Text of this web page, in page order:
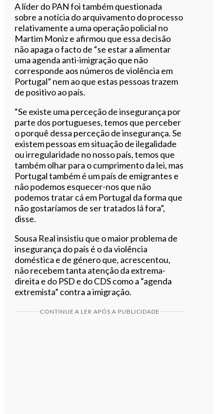
A líder do PAN foi também questionada
sobre a notícia do arquivamento do processo
relativamente a uma operação policial no
Martim Moniz e afirmou que essa decisão
não apaga o facto de “se estar a alimentar
uma agenda anti-imigração que não
corresponde aos números de violência em
Portugal” nem ao que estas pessoas trazem
de positivo ao país.
“Se existe uma perceção de insegurança por
parte dos portugueses, temos que perceber
o porquê dessa perceção de insegurança. Se
existem pessoas em situação de ilegalidade
ou irregularidade no nosso país, temos que
também olhar para o cumprimento da lei, mas
Portugal também é um país de emigrantes e
não podemos esquecer-nos que não
podemos tratar cá em Portugal da forma que
não gostaríamos de ser tratados lá fora”,
disse.
Sousa Real insistiu que o maior problema de
insegurança do país é o da violência
doméstica e de género que, acrescentou,
não recebem tanta atenção da extrema-
direita e do PSD e do CDS como a “agenda
extremista” contra a imigração.
CONTINUE A LER APÓS A PUBLICIDADE